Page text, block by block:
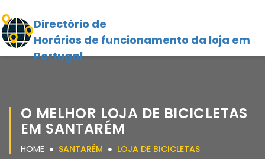
Directório de
Horários de funcionamento da loja em
Portugal
O MELHOR LOJA DE BICICLETAS
EM SANTARÉM
HOME SANTARÉM LOJA DE BICICLETAS